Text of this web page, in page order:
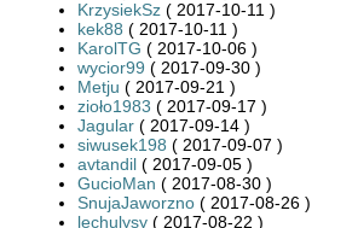
KrzysiekSz ( 2017-10-11 )
kek88 ( 2017-10-11 )
KarolTG ( 2017-10-06 )
wycior99 ( 2017-09-30 )
Metju ( 2017-09-21 )
zioło1983 ( 2017-09-17 )
Jagular ( 2017-09-14 )
siwusek198 ( 2017-09-07 )
avtandil ( 2017-09-05 )
GucioMan ( 2017-08-30 )
SnujaJaworzno ( 2017-08-26 )
lechulysy ( 2017-08-22 )